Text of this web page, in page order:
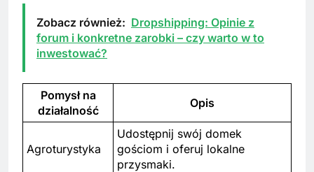
Zobacz również: Dropshipping: Opinie z
forum i konkretne zarobki – czy warto w to
inwestować?
Pomysł na
działalność
Opis
Agroturystyka
Udostępnij swój domek
gościom i oferuj lokalne
przysmaki.